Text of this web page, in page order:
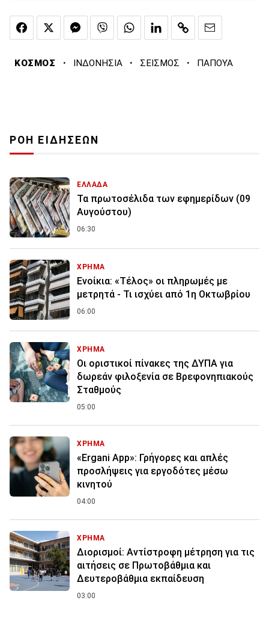
ΚΟΣΜΟΣ · ΙΝΔΟΝΗΣΙΑ · ΣΕΙΣΜΟΣ · ΠΑΠΟΥΑ
ΡΟΗ ΕΙΔΗΣΕΩΝ
ΕΛΛΑΔΑ
Τα πρωτοσέλιδα των εφημερίδων (09
Αυγούστου)
06:30
ΧΡΗΜΑ
Ενοίκια: «Τέλος» οι πληρωμές με
μετρητά - Τι ισχύει από 1η Οκτωβρίου
06:00
ΧΡΗΜΑ
Οι οριστικοί πίνακες της ΔΥΠΑ για
δωρεάν φιλοξενία σε Βρεφονηπιακούς
Σταθμούς
05:00
ΧΡΗΜΑ
«Ergani App»: Γρήγορες και απλές
προσλήψεις για εργοδότες μέσω
κινητού
04:00
ΧΡΗΜΑ
Διορισμοί: Αντίστροφη μέτρηση για τις
αιτήσεις σε Πρωτοβάθμια και
Δευτεροβάθμια εκπαίδευση
03:00